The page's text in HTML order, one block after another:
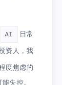
AI
日常
资人，我
度焦虑的
失控。